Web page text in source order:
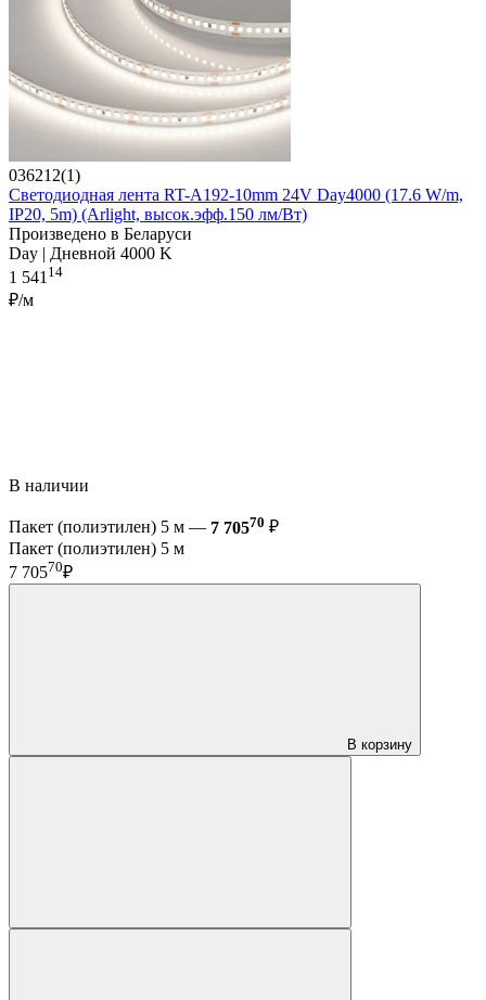
036212(1)
Светодиодная лента RT-A192-10mm 24V Day4000 (17.6 W/m,
IP20, 5m) (Arlight, высок.эфф.150 лм/Вт)
Произведено в Беларуси
Day | Дневной 4000 K
1 54114
₽/м
В наличии
Пакет (полиэтилен) 5 м — 7 70570 ₽
Пакет (полиэтилен) 5 м
7 70570₽
В корзину